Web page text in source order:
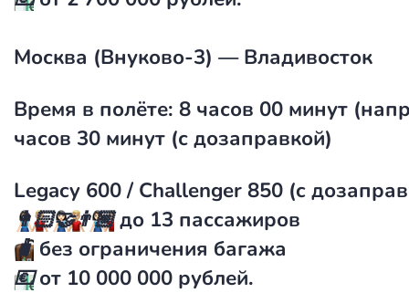
Москва (Внуково-3) — Владивосток
Время в полёте: 8 часов 00 минут
часов 30 минут (с дозаправкой)
Legacy 600 / Challenger 850 (c
👩🏻‍🤝‍👨🏼до 13 пассажиров
🧳 без ограничения багажа
💶от 10 000 000 рублей.